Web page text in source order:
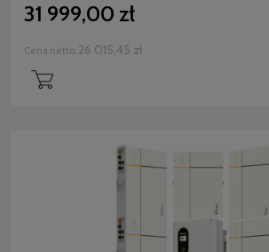
31 999,00 zł
Cena netto: 26 015,45 zł